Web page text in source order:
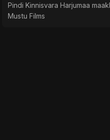
Pindi Kinnisvara Harjumaa
Mustu Films